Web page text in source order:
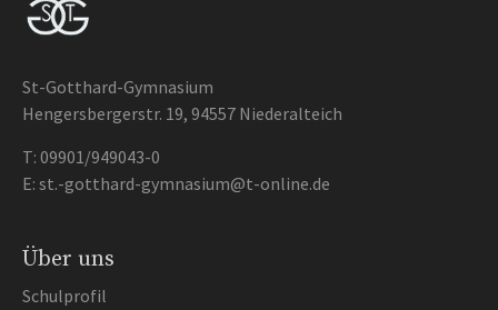
St-Gotthard-Gymnasium
Hengersbergerstr. 19, 94557 Niederalteich
T: 09901/949043-0
E: st.-gotthard-gymnasium@t-online.de
Über uns
Schulprofil